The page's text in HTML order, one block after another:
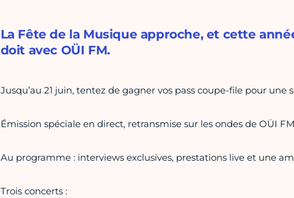
La Fête de la Musique approche, et cette
doit avec OÜI FM.
Jusqu’au 21 juin, tentez de gagner vos pass coupe-file pour une
Émission spéciale en direct, retransmise sur les ondes de OÜI
Au programme : interviews exclusives, prestations live et une
Trois concerts :